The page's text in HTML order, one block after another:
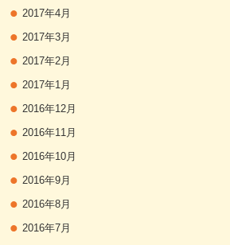
2017年4月
2017年3月
2017年2月
2017年1月
2016年12月
2016年11月
2016年10月
2016年9月
2016年8月
2016年7月